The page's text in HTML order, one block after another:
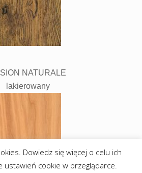
NATURALE
lakierowany
Dowiedz się więcej o celu ich
ustawień cookie w przeglądarce.